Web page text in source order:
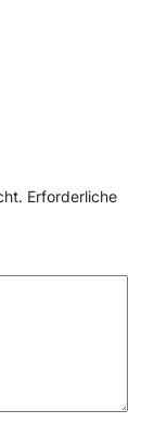
Erforderliche